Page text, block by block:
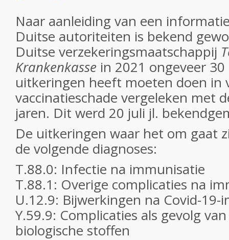
Naar aanleiding van een
Duitse autoriteiten is bekend
Duitse verzekeringsmaatschappij
Krankenkasse in 2021 ongeveer 30
uitkeringen heeft moeten doen in
vaccinatieschade vergeleken met
jaren. Dit werd 20 juli jl.
De uitkeringen waar het om gaat
de volgende diagnoses:
T.88.0: Infectie na immunisatie
T.88.1: Overige complicaties na
U.12.9: Bijwerkingen na Covid-19-
Y.59.9: Complicaties als gevolg
biologische stoffen